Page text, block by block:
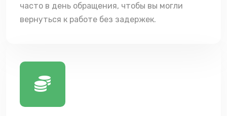
часто в день обращения, чтобы вы могли
вернуться к работе без задержек.